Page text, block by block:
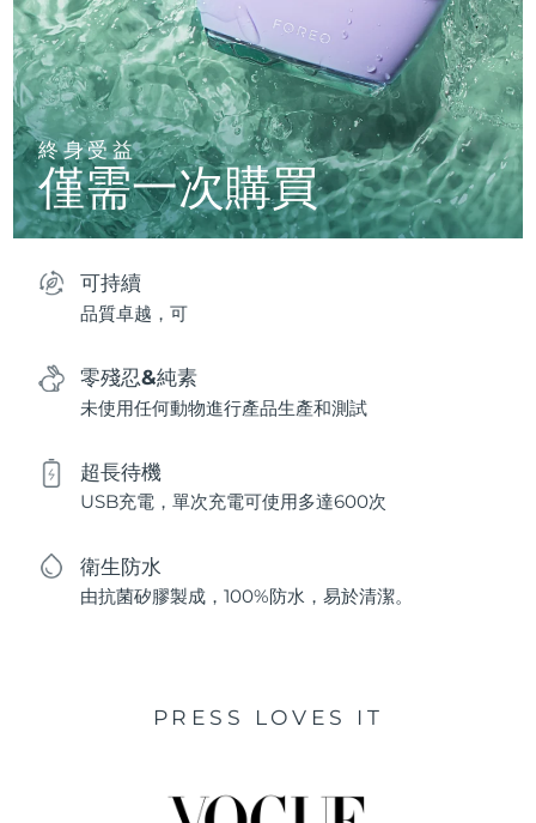
終身受益
僅需一次購買
可持續
品質卓越，可
零殘忍&純素
未使用任何動物進行產品生產和測試
超長待機
USB充電，單次充電可使用多達600次
衛生防水
由抗菌矽膠製成，100%防水，易於清潔。
PRESS LOVES IT